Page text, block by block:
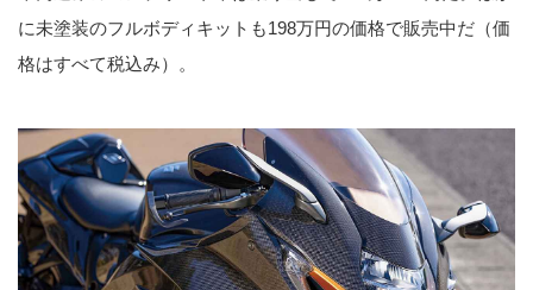
に未塗装のフルボディキットも198万円の価格で販売中だ（価
格はすべて税込み）。